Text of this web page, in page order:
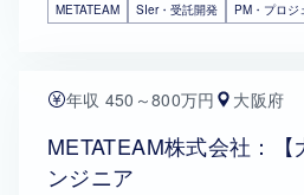
METATEAM SIer・受託開発 PM・プロジ
年収 450～800万円 大阪府
METATEAM株式会社：
ンジニア